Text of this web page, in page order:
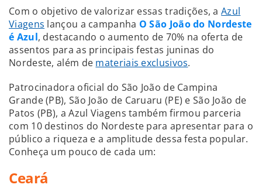
Com o objetivo de valorizar essas tradições, aAzul
Viagens lançou a campanha O São João do Nordeste
é Azul, destacando o aumento de 70% na oferta de
assentos para as principais festas juninas do
Nordeste, além de materiais exclusivos.
Patrocinadora oficial do São João de Campina
Grande (PB), São João de Caruaru (PE) e São João de
Patos (PB), a Azul Viagens também firmou parceria
com 10 destinos do Nordeste para apresentar para o
público a riqueza e a amplitude dessa festa popular.
Conheça um pouco de cada um:
Ceará